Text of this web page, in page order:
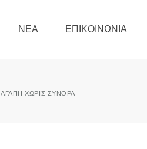
ΝΈΑ ΕΠΙΚΟΙΝΩΝΊΑ
ΑΓΆΠΗ ΧΩΡΊΣ ΣΎΝΟΡΑ